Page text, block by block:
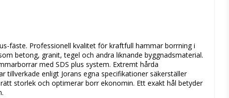
i favoritlistan
fäste. Professionell kvalitet för kraftfull hammar borrning i
betong, granit, tegel och andra liknande byggnadsmaterial.
med SDS plus system. Extremt hårda
tillverkade enligt Jorans egna specifikationer säkerställer
storlek och optimerar borr ekonomin. Ett exakt hål betyder